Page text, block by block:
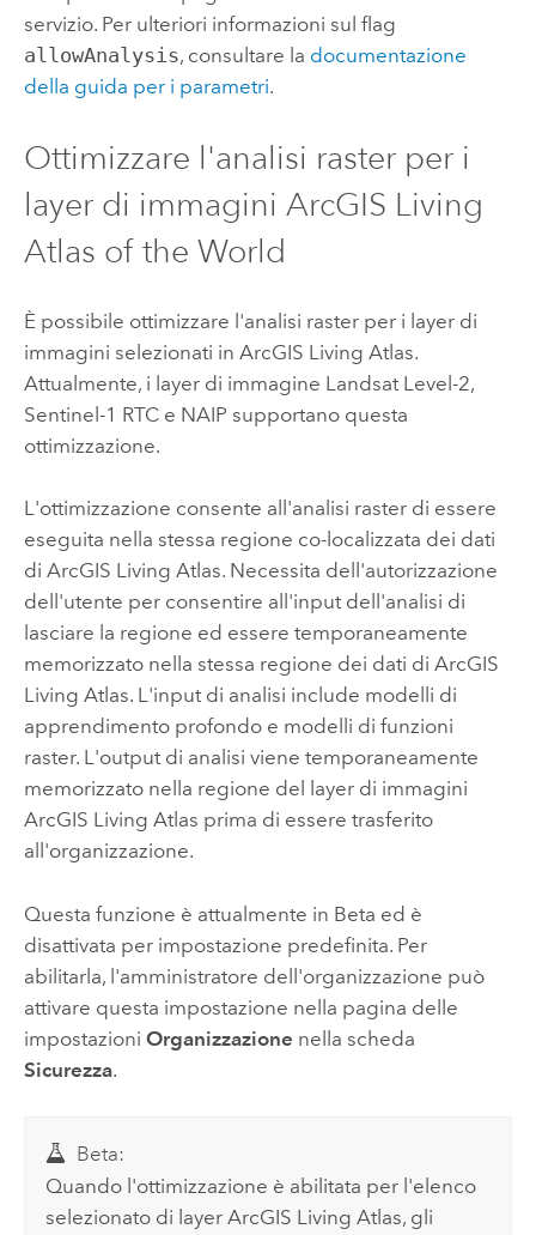
servizio. Per ulteriori informazioni sul flag
allowAnalysis, consultare la documentazione
della guida per i parametri.
Ottimizzare l'analisi raster per i
layer di immagini ArcGIS Living
Atlas of the World
È possibile ottimizzare l'analisi raster per i layer di
immagini selezionati in ArcGIS Living Atlas.
Attualmente, i layer di immagine Landsat Level-2,
Sentinel-1 RTC e NAIP supportano questa
ottimizzazione.
L'ottimizzazione consente all'analisi raster di essere
eseguita nella stessa regione co-localizzata dei dati
di ArcGIS Living Atlas. Necessita dell'autorizzazione
dell'utente per consentire all'input dell'analisi di
lasciare la regione ed essere temporaneamente
memorizzato nella stessa regione dei dati di ArcGIS
Living Atlas. L'input di analisi include modelli di
apprendimento profondo e modelli di funzioni
raster. L'output di analisi viene temporaneamente
memorizzato nella regione del layer di immagini
ArcGIS Living Atlas prima di essere trasferito
all'organizzazione.
Questa funzione è attualmente in Beta ed è
disattivata per impostazione predefinita. Per
abilitarla, l'amministratore dell'organizzazione può
attivare questa impostazione nella pagina delle
impostazioni Organizzazione nella scheda
Sicurezza.
Beta:
Quando l'ottimizzazione è abilitata per l'elenco
selezionato di layerArcGIS Living Atlas, gli